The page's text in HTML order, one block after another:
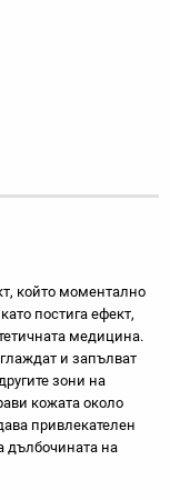
който моментално
постига ефект,
медицина.
и запълват
зони на
кожата около
привлекателен
на